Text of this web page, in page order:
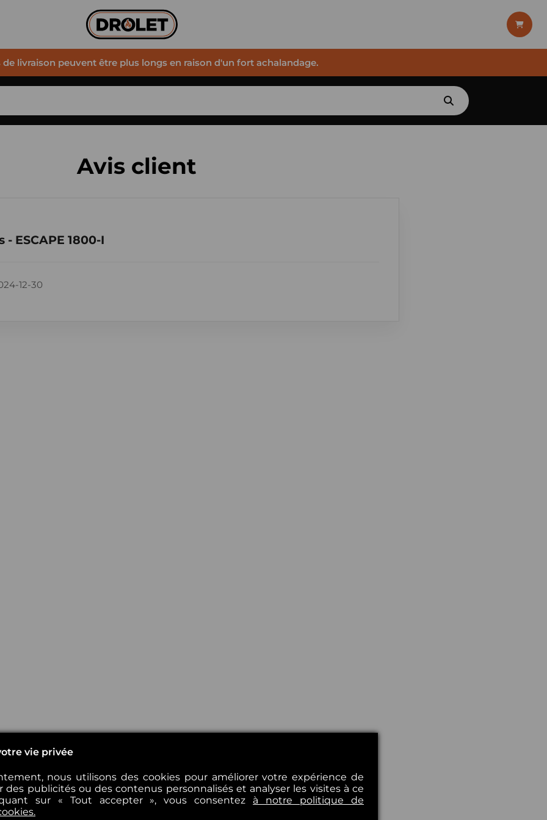
de livraison peuvent être plus longs en raison d'un fort achalandage.
Avis client
ESCAPE 1800-I
12-30
vie privée
nous utilisons des cookies pour améliorer votre expérience de
des publicités ou des contenus personnalisés et analyser les visites à ce
sur « Tout accepter », vous consentez à notre politique de